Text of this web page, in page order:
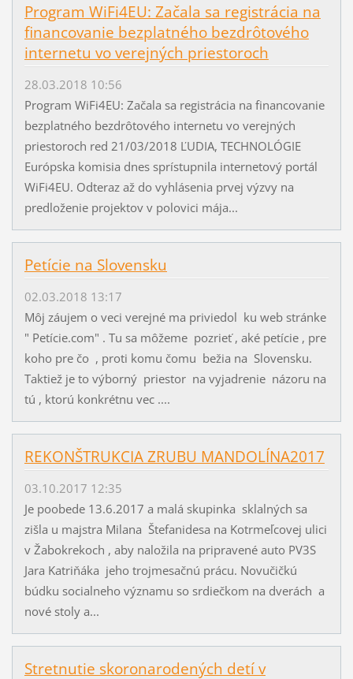
Program WiFi4EU: Začala sa registrácia na
financovanie bezplatného bezdrôtového
internetu vo verejných priestoroch
28.03.2018 10:56
Program WiFi4EU: Začala sa registrácia na financovanie
bezplatného bezdrôtového internetu vo verejných
priestoroch red 21/03/2018 ĽUDIA, TECHNOLÓGIE
Európska komisia dnes sprístupnila internetový portál
WiFi4EU. Odteraz až do vyhlásenia prvej výzvy na
predloženie projektov v polovici mája...
Petície na Slovensku
02.03.2018 13:17
Môj záujem o veci verejné ma priviedol ku web stránke
" Petície.com" . Tu sa môžeme pozrieť , aké petície , pre
koho pre čo , proti komu čomu bežia na Slovensku.
Taktiež je to výborný priestor na vyjadrenie názoru na
tú , ktorú konkrétnu vec ....
REKONŠTRUKCIA ZRUBU MANDOLÍNA2017
03.10.2017 12:35
Je poobede 13.6.2017 a malá skupinka sklalných sa
zišla u majstra Milana Štefanidesa na Kotrmeľcovej ulici
v Žabokrekoch , aby naložila na pripravené auto PV3S
Jara Katriňáka jeho trojmesačnú prácu. Novučičkú
búdku socialneho významu so srdiečkom na dverách a
nové stoly a...
Stretnutie skoronarodených detí v